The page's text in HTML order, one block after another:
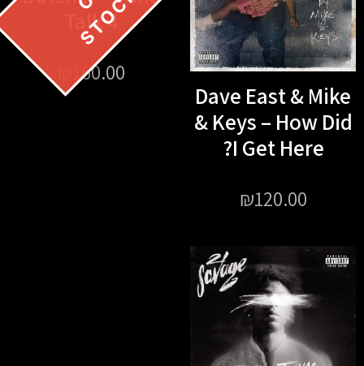
Dave East & Mike
& Keys – How Did
I Get Here?
₪120.00
Talk 4
₪160.00